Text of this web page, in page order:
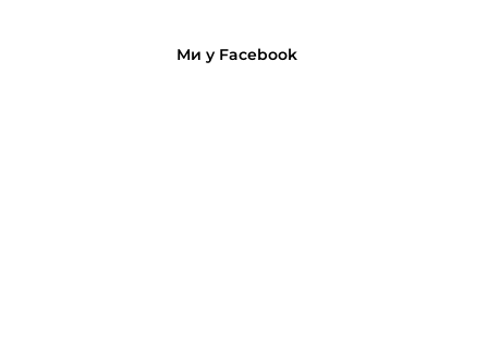
Ми у Facebook